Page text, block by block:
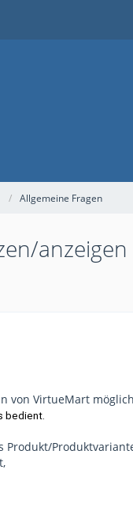
Allgemeine Fragen
anzeigen
von VirtueMart
bedient.